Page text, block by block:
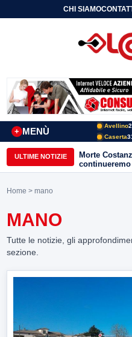
CHI SIAMO
MENÙ
+
Avellino
Caserta
ULTIME NOTIZIE
Morte
Sannio
Home > mano
MANO
Tutte le notizie, gli
sezione.